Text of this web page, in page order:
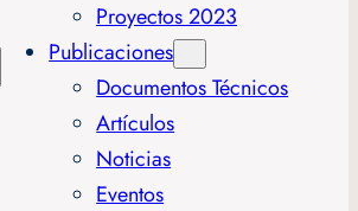
Proyectos 2023
Publicaciones
Documentos Técnicos
Artículos
Noticias
Eventos